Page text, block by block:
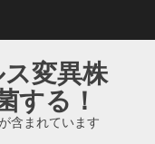
変異株
する！
含まれています